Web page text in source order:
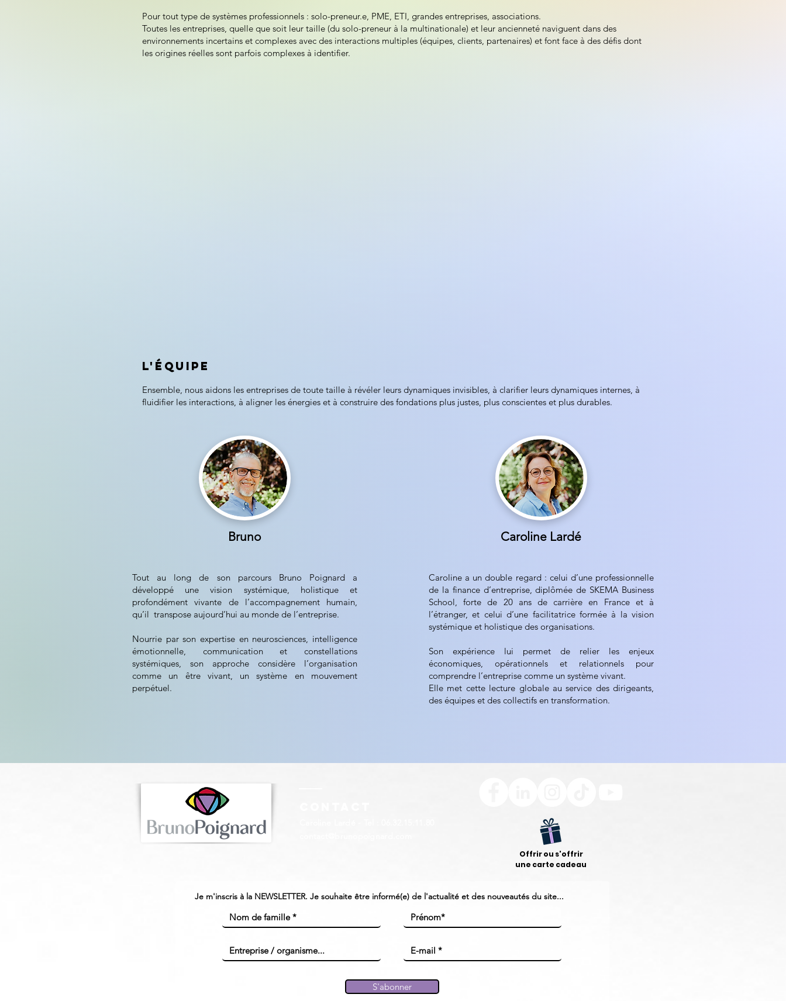
Pour tout type de systèmes professionnels : solo-preneur.e, PME, ETI, grandes entreprises, associations.
Toutes les entreprises, quelle que soit leur taille (du solo-preneur à la multinationale) et leur ancienneté naviguent dans des
environnements incertains et complexes avec des interactions multiples (équipes, clients, partenaires) et font face à des défis dont
les origines réelles sont parfois complexes à identifier.
​L'équipe
Ensemble, nous aidons les entreprises de toute taille à révéler leurs dynamiques invisibles, à clarifier leurs dynamiques internes, à
fluidifier les interactions, à aligner les énergies et à construire des fondations plus justes, plus conscientes et plus durables.
Tout au long de son parcours Bruno Poignard a
développé une vision systémique, holistique et
profondément vivante de l’accompagnement humain,
qu’il transpose aujourd’hui au monde de l’entreprise.
Nourrie par son expertise en neurosciences, intelligence
émotionnelle, communication et constellations
systémiques, son approche considère l’organisation
comme un être vivant, un système en mouvement
perpétuel.
Bruno
Caroline a un double regard : celui d’une professionnelle
de la finance d’entreprise, diplômée de SKEMA Business
School, forte de 20 ans de carrière en France et à
l’étranger, et celui d’une facilitatrice formée à la vision
systémique et holistique des organisations.
Son expérience lui permet de relier les enjeux
économiques, opérationnels et relationnels pour
comprendre l’entreprise comme un système vivant.
Elle met cette lecture globale au service des dirigeants,
des équipes et des collectifs en transformation.
Caroline Lardé
Offrir ou s'offrir
une carte cadeau
Je m'inscris à la NEWSLETTER. Je souhaite être informé(e) de l'actualité et des nouveautés du site...
S'abonner